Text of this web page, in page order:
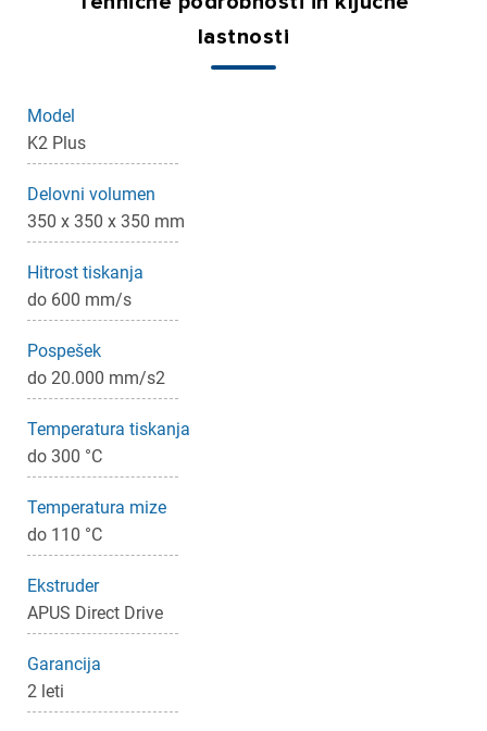
lastnosti
Model
K2 Plus
Delovni volumen
350 x 350 x 350 mm
Hitrost tiskanja
do 600 mm/s
Pospešek
do 20.000 mm/s2
Temperatura tiskanja
do 300 °C
Temperatura mize
do 110 °C
Ekstruder
APUS Direct Drive
Garancija
2 leti
Prijava
Za dodajanje na seznam želja morate biti prijavljeni.
Prekliči